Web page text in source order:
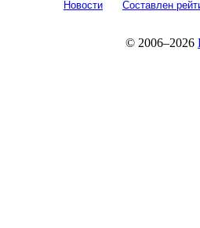
Новости Составлен
© 2006–2026